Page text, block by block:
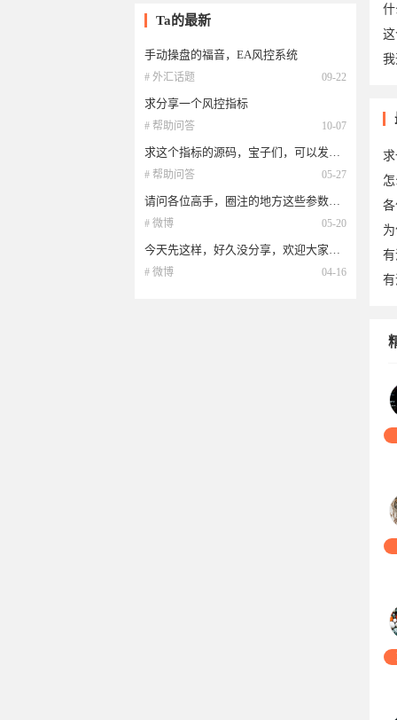
4
求
Ta的最新
手动操盘的福音，EA风控系统
# 外汇话题 09-22
求分享一个风控指标
# 帮助问答 10-07
求这个指标的源码，宝子们，可以发一下给我吗
# 帮助问答 05-27
请问各位高手，圈注的地方这些参数如何让它不显示，是用的int函数，怎么才能让它
# 微博 05-20
今天先这样，好久没分享，欢迎大家一起研究
# 微博 04-16